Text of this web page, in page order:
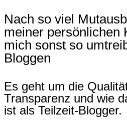
Nach so viel
meiner persönlichen
mich sonst so
Bloggen
Es geht um die
Transparenz und wie
ist als Teilzeit-Blogger.